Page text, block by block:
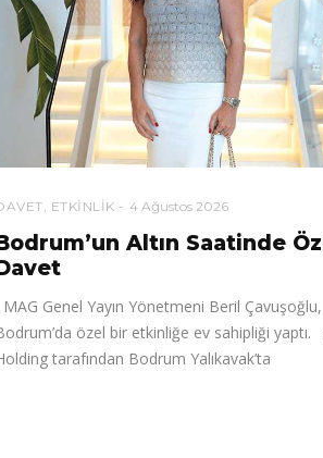
, ETKINLIK 4 Ağustos 2026
Altın Saatinde
MAG Genel Yayın Yönetmeni Beril Çavuşoğlu,
özel bir etkinliğe ev sahipliği
tarafından Bodrum Yalıkavak’ta